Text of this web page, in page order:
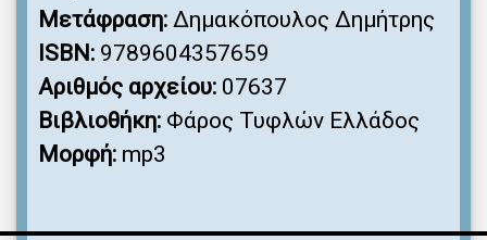
Μετάφραση: Δημακόπουλος Δημήτρης
ISBN: 9789604357659
Αριθμός αρχείου: 07637
Βιβλιοθήκη: Φάρος Τυφλών Ελλάδος
Μορφή: mp3